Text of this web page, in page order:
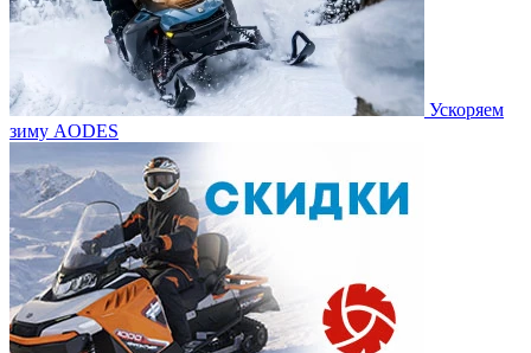
Ускоряем
зиму AODES